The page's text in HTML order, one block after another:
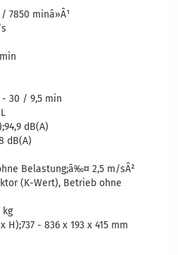
minâ»Â¹
- 30 / 9,5 min
);94,9 dB(A)
dB(A)
Belastung;â‰¤ 2,5 m/sÂ²
(K-Wert), Betrieb ohne
kg
- 836 x 193 x 415 mm